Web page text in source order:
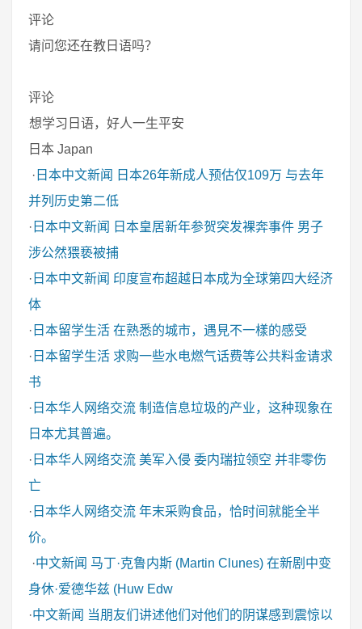
评论
请问您还在教日语吗？
评论
想学习日语，好人一生平安
日本 Japan
· 日本中文新闻
日本26年新成人预估仅109万 与去年
并列历史第二低
· 日本中文新闻
日本皇居新年参贺突发裸奔事件 男子
涉公然猥亵被捕
· 日本中文新闻 印度宣布超越日本成为全球第四大经济
体
· 日本留学生活 在熟悉的城市，遇見不一樣的感受
· 日本留学生活 求购一些水电燃气话费等公共料金请求
书
· 日本华人网络交流 制造信息垃圾的产业，这种现象在
日本尤其普遍。
· 日本华人网络交流 美军入侵 委内瑞拉领空 并非零伤
亡
· 日本华人网络交流 年末采购食品，恰时间就能全半
价。
·中文新闻 马丁·克鲁内斯 (Martin Clunes) 在新剧中变
身休·爱德华兹 (Huw Edw
·中文新闻 当朋友们讲述他们对他们的阴谋感到震惊以